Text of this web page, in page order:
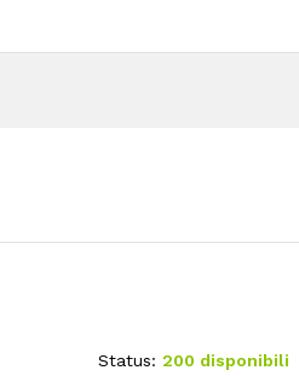
Status: 200 disponibili